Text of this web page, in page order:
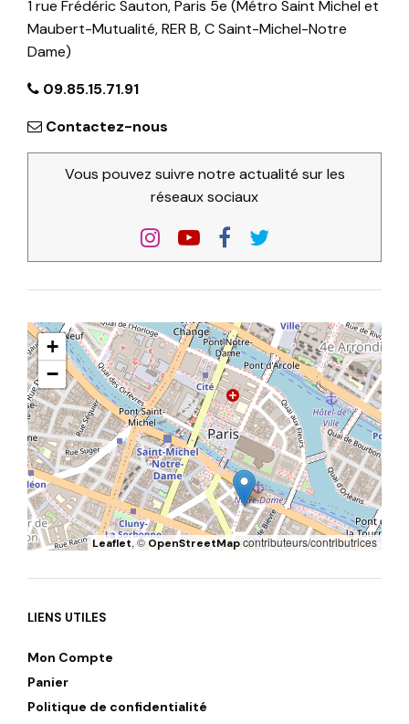
1 rue Frédéric Sauton, Paris 5e (Métro Saint Michel et
Maubert-Mutualité, RER B, C Saint-Michel-Notre
Dame)
09.85.15.71.91
Contactez-nous
Vous pouvez suivre notre actualité sur les
réseaux sociaux
+
−
Leaflet, ©OpenStreetMapcontributeurs/contributrices
LIENS UTILES
Mon Compte
Panier
Politique de confidentialité